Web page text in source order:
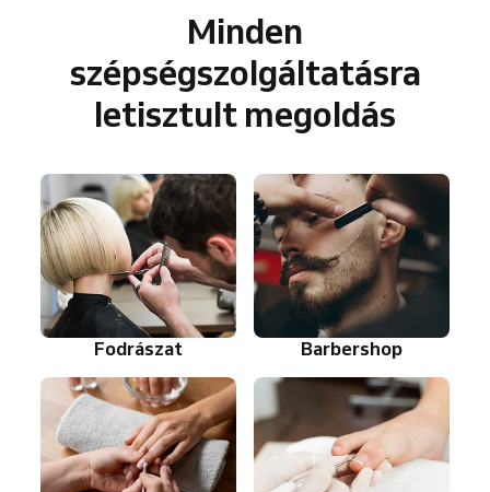
Minden
szépségszolgáltatásra
letisztult megoldás
Fodrászat Barbershop